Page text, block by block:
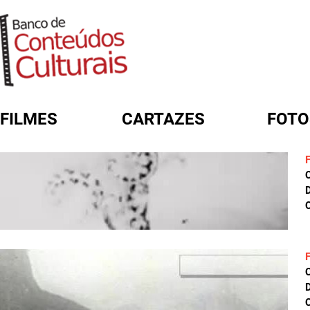
FILMES CARTAZES
FORMULÁRIO DE BUSCA